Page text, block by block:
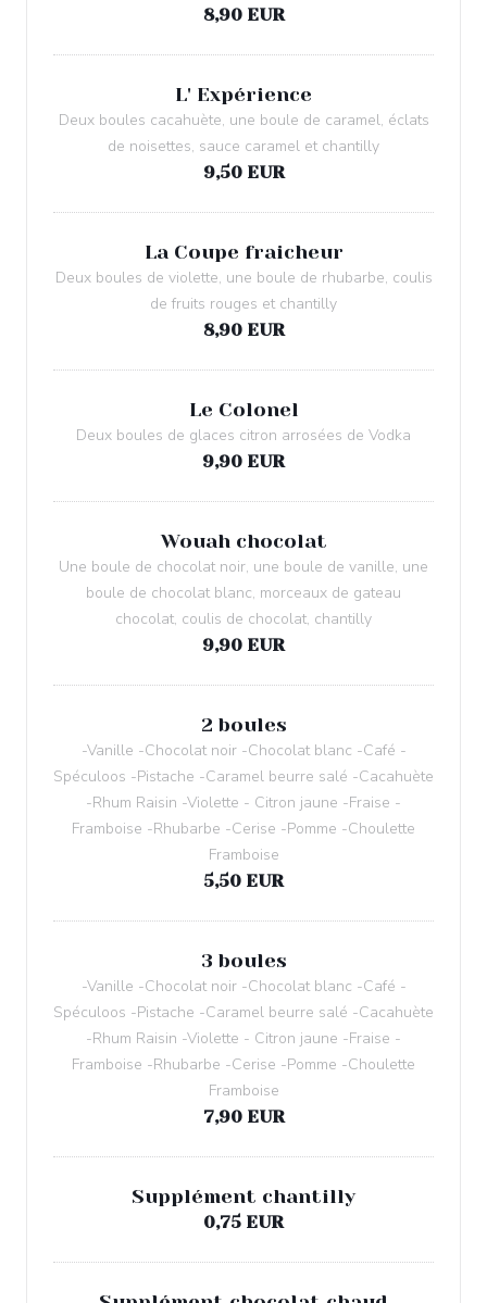
8,90 EUR
L' Expérience
Deux boules cacahuète, une boule de caramel, éclats
de noisettes, sauce caramel et chantilly
9,50 EUR
La Coupe fraicheur
Deux boules de violette, une boule de rhubarbe, coulis
de fruits rouges et chantilly
8,90 EUR
Le Colonel
Deux boules de glaces citron arrosées de Vodka
9,90 EUR
Wouah chocolat
Une boule de chocolat noir, une boule de vanille, une
boule de chocolat blanc, morceaux de gateau
chocolat, coulis de chocolat, chantilly
9,90 EUR
2 boules
-Vanille -Chocolat noir -Chocolat blanc -Café -
Spéculoos -Pistache -Caramel beurre salé -Cacahuète
-Rhum Raisin -Violette - Citron jaune -Fraise -
Framboise -Rhubarbe -Cerise -Pomme -Choulette
Framboise
5,50 EUR
3 boules
-Vanille -Chocolat noir -Chocolat blanc -Café -
Spéculoos -Pistache -Caramel beurre salé -Cacahuète
-Rhum Raisin -Violette - Citron jaune -Fraise -
Framboise -Rhubarbe -Cerise -Pomme -Choulette
Framboise
7,90 EUR
Supplément chantilly
0,75 EUR